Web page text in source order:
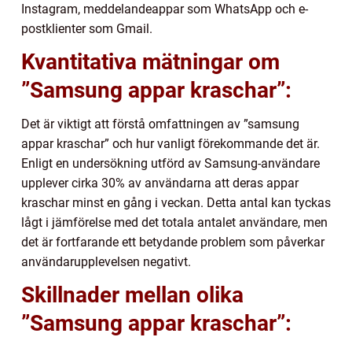
Instagram, meddelandeappar som WhatsApp och e-
postklienter som Gmail.
Kvantitativa mätningar om
”Samsung appar kraschar”:
Det är viktigt att förstå omfattningen av ”samsung
appar kraschar” och hur vanligt förekommande det är.
Enligt en undersökning utförd av Samsung-användare
upplever cirka 30% av användarna att deras appar
kraschar minst en gång i veckan. Detta antal kan tyckas
lågt i jämförelse med det totala antalet användare, men
det är fortfarande ett betydande problem som påverkar
användarupplevelsen negativt.
Skillnader mellan olika
”Samsung appar kraschar”: